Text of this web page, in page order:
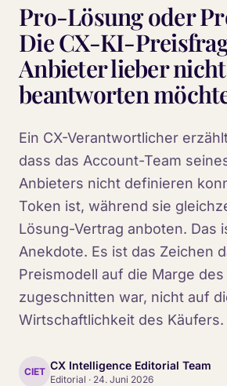
Pro-Lösung oder
Die CX-KI-
Anbieter lieber nicht
beantworten
Ein CX-Verantwortlicher
dass das Account-Team
Anbieters nicht definieren
Token ist, während sie
Lösung-Vertrag anboten. Das
Anekdote. Es ist das Zeichen
Preismodell auf die Marge
zugeschnitten war, nicht auf
Wirtschaftlichkeit des Käufers.
CIET CX Intelligence Editorial Team
Editorial · 24. Juni 2026